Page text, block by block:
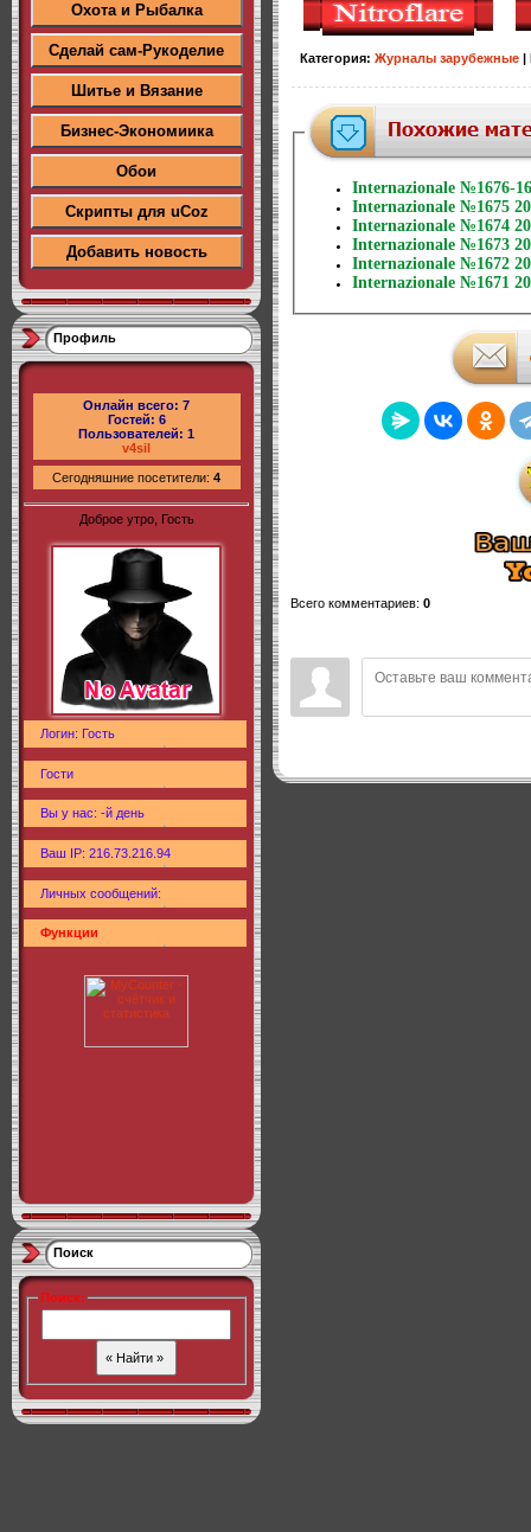
Охота и Рыбалка
Сделай сам-Рукоделие
Шитье и Вязание
Бизнес-Экономиика
Обои
Скрипты для uCoz
Добавить новость
Профиль
Онлайн всего: 7
Гостей: 6
Пользователей: 1
v4sil
Сегодняшние посетители: 4
Доброе утро, Гость
Логин: Гость
Гости
Вы у нас: -й день
Ваш IP: 216.73.216.94
Личных сообщений:
Функции
Поиск
Поиск:
Категория: Журналы зарубежные|
Internazionale №1676-
Internazionale №1675
Internazionale №1674
Internazionale №1673
Internazionale №1672
Internazionale №1671
Всего комментариев: 0